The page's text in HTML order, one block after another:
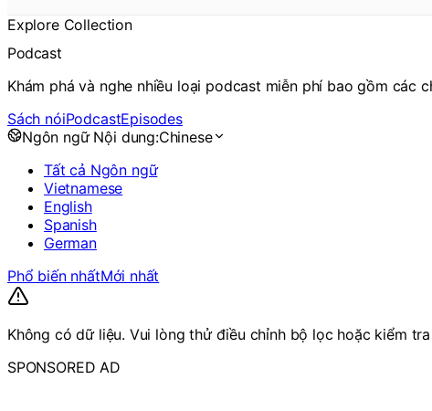
Explore Collection
Podcast
Khám phá và nghe nhiều loại podcast miễn phí bao gồm các
Sách nóiPodcastEpisodes
Ngôn ngữ Nội dung:Chinese
Tất cả Ngôn ngữ
Vietnamese
English
Spanish
German
Phổ biến nhấtMới nhất
Không có dữ liệu. Vui lòng thử điều chỉnh bộ lọc hoặc kiểm tra
SPONSORED AD